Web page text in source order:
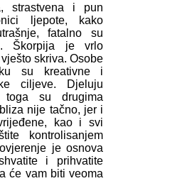
strastvena i pun
ljepote, kako
fatalno su
Škorpija je vrlo
skriva. Osobe
su kreativne i
ciljeve. Djeluju
toga su drugima
nije tačno, jer i
kao i svi
kontrolisanjem
je osnova
i prihvatite
će vam biti veoma